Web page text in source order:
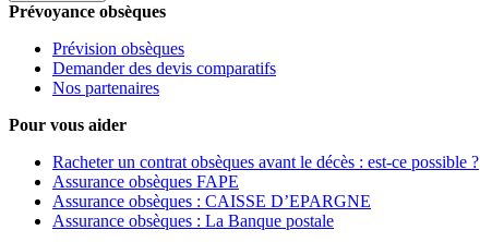
Prévoyance obsèques
Prévision obsèques
Demander des devis comparatifs
Nos partenaires
Pour vous aider
Racheter un contrat obsèques avant le décès : est-ce possible ?
Assurance obsèques FAPE
Assurance obsèques : CAISSE D’EPARGNE
Assurance obsèques : La Banque postale